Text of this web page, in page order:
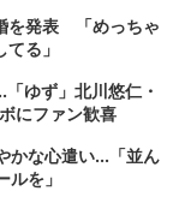
を発表 「めっちゃ
る」
ゆず」北川悠仁・
にファン歓喜
かな心遣い...「並ん
を」